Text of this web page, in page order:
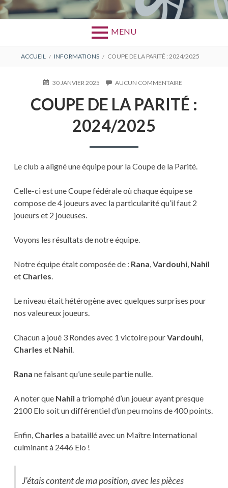
MENU
FIL
D'ARIANE
ACCUEIL INFORMATIONS COUPE DE LA PARITÉ : 2024/2025
PUBLIÉ30 JANVIER 2025 AUCUN COMMENTAIRE
DE
LA
COUPE DE LA PARITÉ :
2024/2025
Le club a aligné une équipe pour la Coupe de la Parité.
Celle-ci est une Coupe fédérale où chaque équipe se
compose de 4 joueurs avec la particularité qu’il faut 2
joueurs et 2 joueuses.
Voyons les résultats de notre équipe.
Notre équipe était composée de : Rana,Vardouhi, Nahil
et Charles.
Le niveau était hétérogène avec quelques surprises pour
nos valeureux joueurs.
Chacun a joué 3 Rondes avec 1 victoire pourVardouhi,
Charles et Nahil.
Rana ne faisant qu’une seule partie nulle.
A noter que Nahil a triomphé d’un joueur ayant presque
2100 Elo soit un différentiel d’un peu moins de 400 points.
Enfin, Charles a bataillé avec un Maître International
culminant à 2446 Elo !
J’étais content de ma position, avec les pièces